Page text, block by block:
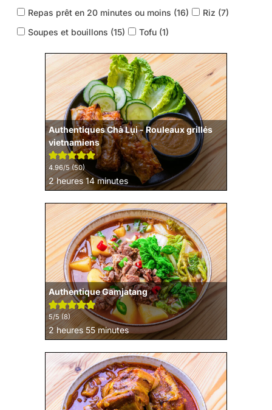
Repas prêt en 20 minutes ou moins (16) Riz (7)
Soupes et bouillons (15) Tofu (1)
Authentiques Chả Lụi - Rouleaux grillés
vietnamiens
4.96/5 (50)
2heures
heures 14minutes
minutes
Authentique Gamjatang
5/5 (8)
2heures
heures 55minutes
minutes